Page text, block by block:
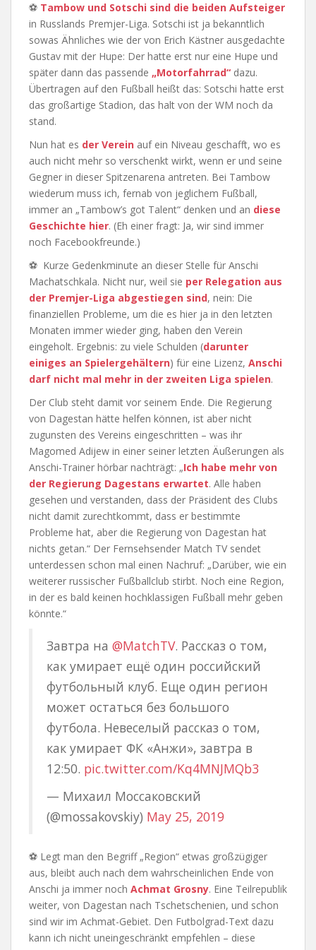
⚽ Tambow und Sotschi sind die beiden Aufsteiger
in Russlands Premjer-Liga. Sotschi ist ja bekanntlich
sowas Ähnliches wie der von Erich Kästner ausgedachte
Gustav mit der Hupe: Der hatte erst nur eine Hupe und
später dann das passende „Motorfahrrad“ dazu.
Übertragen auf den Fußball heißt das: Sotschi hatte erst
das großartige Stadion, das halt von der WM noch da
stand.
Nun hat es der Verein auf ein Niveau geschafft, wo es
auch nicht mehr so verschenkt wirkt, wenn er und seine
Gegner in dieser Spitzenarena antreten. Bei Tambow
wiederum muss ich, fernab von jeglichem Fußball,
immer an „Tambow’s got Talent“ denken und an diese
Geschichte hier. (Eh einer fragt: Ja, wir sind immer
noch Facebookfreunde.)
⚽ Kurze Gedenkminute an dieser Stelle für Anschi
Machatschkala. Nicht nur, weil sie per Relegation aus
der Premjer-Liga abgestiegen sind, nein: Die
finanziellen Probleme, um die es hier ja in den letzten
Monaten immer wieder ging, haben den Verein
eingeholt. Ergebnis: zu viele Schulden (darunter
einiges an Spielergehältern) für eine Lizenz, Anschi
darf nicht mal mehr in der zweiten Liga spielen.
Der Club steht damit vor seinem Ende. Die Regierung
von Dagestan hätte helfen können, ist aber nicht
zugunsten des Vereins eingeschritten – was ihr
Magomed Adijew in einer seiner letzten Äußerungen als
Anschi-Trainer hörbar nachträgt: „Ich habe mehr von
der Regierung Dagestans erwartet. Alle haben
gesehen und verstanden, dass der Präsident des Clubs
nicht damit zurechtkommt, dass er bestimmte
Probleme hat, aber die Regierung von Dagestan hat
nichts getan.“ Der Fernsehsender Match TV sendet
unterdessen schon mal einen Nachruf: „Darüber, wie ein
weiterer russischer Fußballclub stirbt. Noch eine Region,
in der es bald keinen hochklassigen Fußball mehr geben
könnte.“
Завтра на @MatchTV. Рассказ о том,
как умирает ещё один российский
футбольный клуб. Еще один регион
может остаться без большого
футбола. Невеселый рассказ о том,
как умирает ФК «Анжи», завтра в
12:50. pic.twitter.com/Kq4MNJMQb3
— Михаил Моссаковский
(@mossakovskiy) May 25, 2019
⚽ Legt man den Begriff „Region“ etwas großzügiger
aus, bleibt auch nach dem wahrscheinlichen Ende von
Anschi ja immer noch Achmat Grosny. Eine Teilrepublik
weiter, von Dagestan nach Tschetschenien, und schon
sind wir im Achmat-Gebiet. Den Futbolgrad-Text dazu
kann ich nicht uneingeschränkt empfehlen – diese